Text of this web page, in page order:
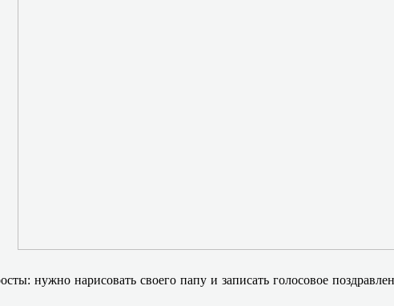
нужно нарисовать своего папу и записать голосовое